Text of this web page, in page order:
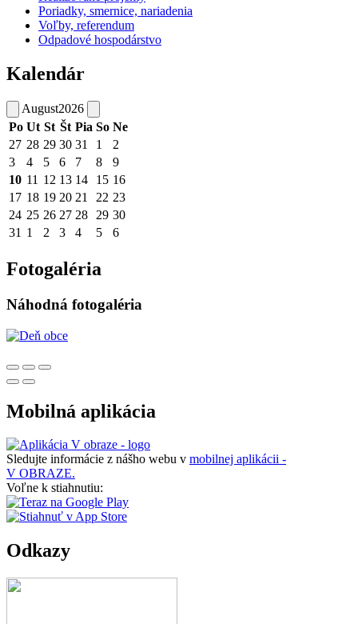
Poriadky, smernice, nariadenia
Voľby, referendum
Odpadové hospodárstvo
Kalendár
August2026
Po Ut St Št Pia So Ne
27 28 29 30 31 1
2
3
4 5 6 7 8
9
10 11 12 13 14 15 16
17 18 19 20 21 22 23
24 25 26 27 28 29 30
31 1 2 3 4 5 6
Fotogaléria
Náhodná fotogaléria
Mobilná aplikácia
Sledujte informácie z nášho webu v mobilnej aplikácii -
V OBRAZE.
Voľne k stiahnutiu:
Odkazy